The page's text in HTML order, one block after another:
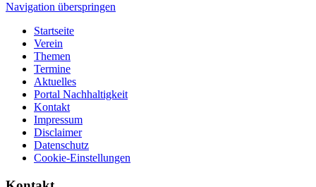
Navigation überspringen
Startseite
Verein
Themen
Termine
Aktuelles
Portal Nachhaltigkeit
Kontakt
Impressum
Disclaimer
Datenschutz
Cookie-Einstellungen